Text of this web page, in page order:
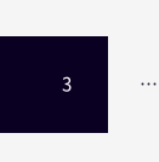
3 …